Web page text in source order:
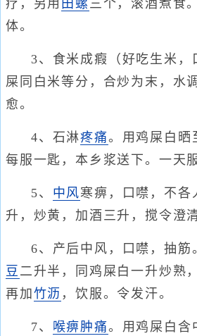
疗，另用 田螺 三个，滚酒煮食
体。
3、食米成瘕（好吃生米，
屎同白米等分，合炒为末，水
愈。
4、石淋疼痛。用鸡屎白晒
每服一匙，本乡浆送下。一天
5、 中风寒痹，口噤，不各
升，炒黄，加酒三升，搅令澄
6、产后中风，口噤，抽筋
豆 二升半，同鸡屎白一升炒熟
再加 竹沥 ，饮服。令发汗。
7、 喉痹肿痛。用鸡屎白含